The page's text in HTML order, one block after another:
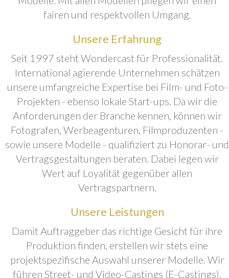
fairen und respektvollen Umgang.
Unsere Erfahrung
Seit 1997 steht Wondercast für Professionalität.
International agierende Unternehmen schätzen
unsere umfangreiche Expertise bei Film- und Foto-
Projekten - ebenso lokale Start-ups. Da wir die
Anforderungen der Branche kennen, können wir
Fotografen, Werbeagenturen, Filmproduzenten -
sowie unsere Modelle - qualifiziert zu Honorar- und
Vertragsgestaltungen beraten. Dabei legen wir
Wert auf Loyalität gegenüber allen
Vertragspartnern.
Unsere Leistungen
Damit Auftraggeber das richtige Gesicht für ihre
Produktion finden, erstellen wir stets eine
projektspezifische Auswahl unserer Modelle. Wir
führen Street- und Video-Castings (E-Castings),